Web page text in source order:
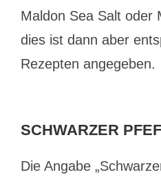
Maldon Sea Salt oder
dies ist dann aber
Rezepten angegeben.
SCHWARZER
Die Angabe